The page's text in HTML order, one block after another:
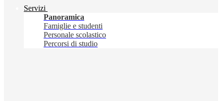
Servizi
Panoramica
Famiglie e studenti
Personale scolastico
Percorsi di studio